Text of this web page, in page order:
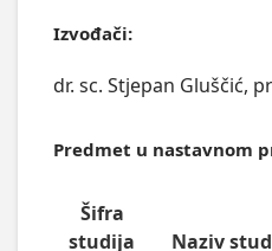
Izvođači:
dr. sc. Stjepan Gluščić,
Predmet u nastavnom
Šifra
studija
Naziv